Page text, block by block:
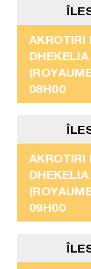
AKROTIRI
DHEKELIA
08H00
AKROTIRI
DHEKELIA
09H00